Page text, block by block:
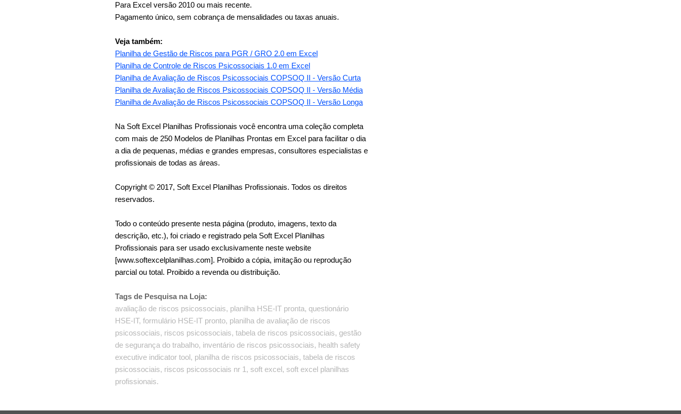
Para Excel versão 2010 ou mais recente.
Pagamento único, sem cobrança de mensalidades ou taxas anuais.
Veja também:
Planilha de Gestão de Riscos para PGR / GRO 2.0 em Excel
Planilha de Controle de Riscos Psicossociais 1.0 em Excel
Planilha de Avaliação de Riscos Psicossociais COPSOQ II - Versão Curta
Planilha de Avaliação de Riscos Psicossociais COPSOQ II - Versão Média
Planilha de Avaliação de Riscos Psicossociais COPSOQ II - Versão Longa
Na Soft Excel Planilhas Profissionais você encontra uma coleção completa
com mais de 250 Modelos de Planilhas Prontas em Excel para facilitar o dia
a dia de pequenas, médias e grandes empresas, consultores especialistas e
profissionais de todas as áreas.
Copyright © 2017, Soft Excel Planilhas Profissionais. Todos os direitos
reservados.
Todo o conteúdo presente nesta página (produto, imagens, texto da
descrição, etc.), foi criado e registrado pela Soft Excel Planilhas
Profissionais para ser usado exclusivamente neste website
[www.softexcelplanilhas.com]. Proibido a cópia, imitação ou reprodução
parcial ou total. Proibido a revenda ou distribuição.
Tags de Pesquisa na Loja:
avaliação de riscos psicossociais, planilha HSE-IT pronta, questionário
HSE-IT, formulário HSE-IT pronto, planilha de avaliação de riscos
psicossociais, riscos psicossociais, tabela de riscos psicossociais, gestão
de segurança do trabalho, inventário de riscos psicossociais, health safety
executive indicator tool, planilha de riscos psicossociais, tabela de riscos
psicossociais, riscos psicossociais nr 1, soft excel, soft excel planilhas
profissionais.